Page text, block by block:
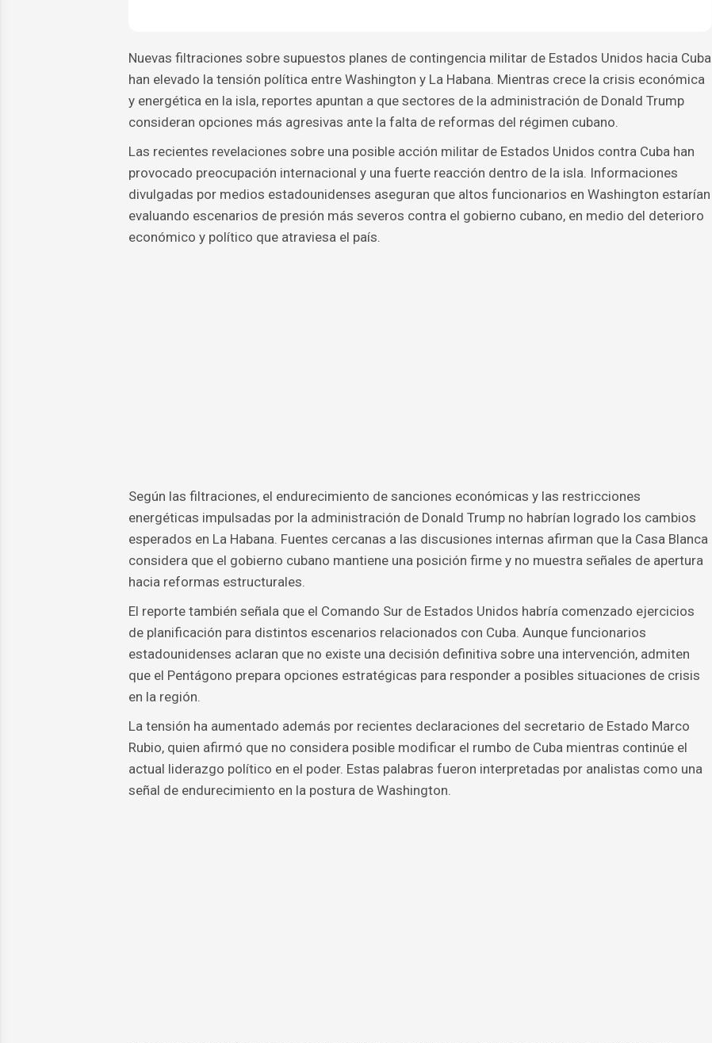
Nuevas filtraciones sobre supuestos planes de contingencia militar de Estados Unidos hacia Cuba
han elevado la tensión política entre Washington y La Habana. Mientras crece la crisis económica
y energética en la isla, reportes apuntan a que sectores de la administración de Donald Trump
consideran opciones más agresivas ante la falta de reformas del régimen cubano.
Las recientes revelaciones sobre una posible acción militar de Estados Unidos contra Cuba han
provocado preocupación internacional y una fuerte reacción dentro de la isla. Informaciones
divulgadas por medios estadounidenses aseguran que altos funcionarios en Washington estarían
evaluando escenarios de presión más severos contra el gobierno cubano, en medio del deterioro
económico y político que atraviesa el país.
Según las filtraciones, el endurecimiento de sanciones económicas y las restricciones
energéticas impulsadas por la administración de Donald Trump no habrían logrado los cambios
esperados en La Habana. Fuentes cercanas a las discusiones internas afirman que la Casa Blanca
considera que el gobierno cubano mantiene una posición firme y no muestra señales de apertura
hacia reformas estructurales.
El reporte también señala que el Comando Sur de Estados Unidos habría comenzado ejercicios
de planificación para distintos escenarios relacionados con Cuba. Aunque funcionarios
estadounidenses aclaran que no existe una decisión definitiva sobre una intervención, admiten
que el Pentágono prepara opciones estratégicas para responder a posibles situaciones de crisis
en la región.
La tensión ha aumentado además por recientes declaraciones del secretario de Estado Marco
Rubio, quien afirmó que no considera posible modificar el rumbo de Cuba mientras continúe el
actual liderazgo político en el poder. Estas palabras fueron interpretadas por analistas como una
señal de endurecimiento en la postura de Washington.